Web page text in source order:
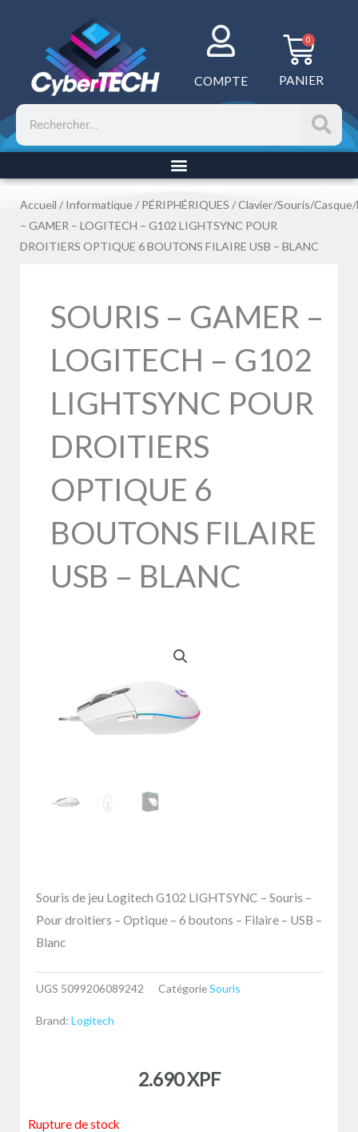
COMPTE
0
PANIER
Rechercher
Accueil /Informatique / PÉRIPHÉRIQUES /Clavier/Souris/
– GAMER – LOGITECH – G102 LIGHTSYNC POUR
DROITIERS OPTIQUE 6 BOUTONS FILAIRE USB – BLANC
SOURIS – GAMER –
LOGITECH – G102
LIGHTSYNC POUR
DROITIERS
OPTIQUE 6
BOUTONS FILAIRE
USB – BLANC
Souris de jeu Logitech G102 LIGHTSYNC – Souris –
Pour droitiers – Optique – 6 boutons – Filaire – USB –
Blanc
UGS 5099206089242 CatégorieSouris
Brand: Logitech
2.690XPF
Rupture de stock